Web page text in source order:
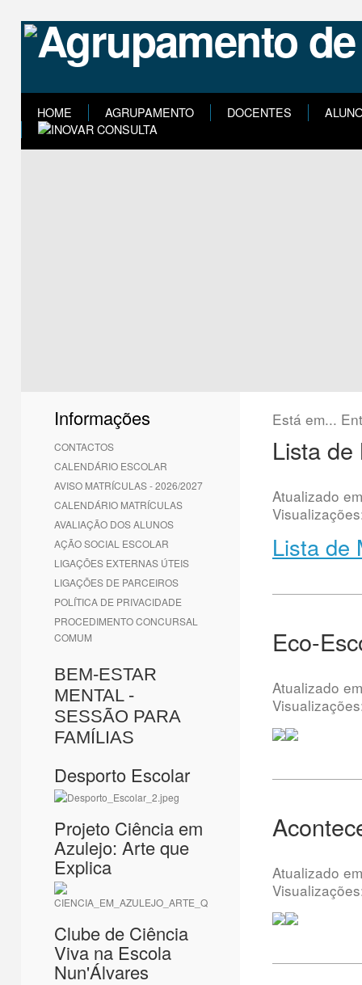
HOME AGRUPAMENTO DOCENTES
Informações
CONTACTOS
CALENDÁRIO ESCOLAR
AVISO MATRÍCULAS - 2026/2027
CALENDÁRIO MATRÍCULAS
AVALIAÇÃO DOS ALUNOS
AÇÃO SOCIAL ESCOLAR
LIGAÇÕES EXTERNAS ÚTEIS
LIGAÇÕES DE PARCEIROS
POLÍTICA DE PRIVACIDADE
PROCEDIMENTO CONCURSAL
COMUM
BEM-ESTAR
MENTAL -
SESSÃO PARA
FAMÍLIAS
Desporto Escolar
Projeto Ciência em
Azulejo: Arte que
Explica
Clube de Ciência
Viva na Escola
Nun'Álvares
Está em...
Lista
Atualizado
Lista de
Eco-
Atualizado
Atualizado